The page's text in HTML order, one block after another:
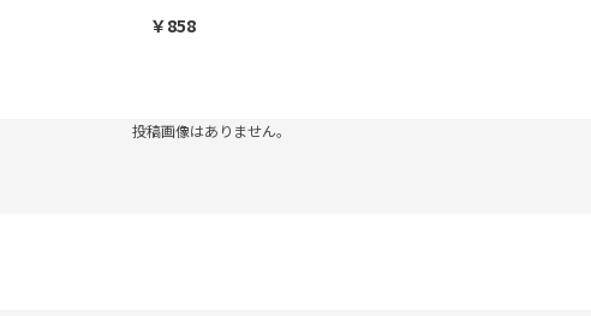
￥858
投稿画像はありません。